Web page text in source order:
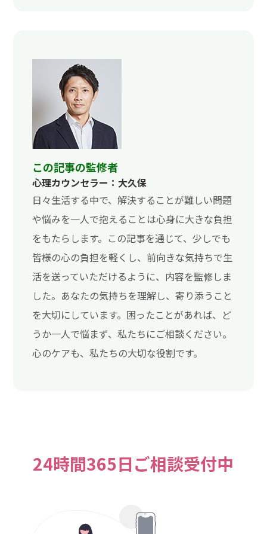
この記事の監修者
心理カウンセラー：大久保
日々生活する中で、解決することが難しい問題
や悩みを一人で抱えることは心身に大きな負担
をもたらします。この記事を通じて、少しでも
皆様の心の負担を軽くし、前向きな気持ちで生
活を送っていただけるように、内容を監修しま
した。あなたの気持ちを理解し、寄り添うこと
を大切にしています。困ったことがあれば、ど
うか一人で悩まず、私たちにご相談ください。
心のケアも、私たちの大切な役割です。
24時間365日ご相談受付中